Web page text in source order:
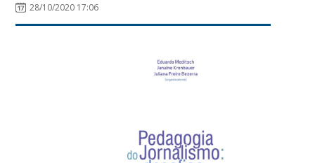
28/10/2020 17:06